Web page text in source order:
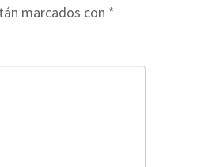
marcados con *